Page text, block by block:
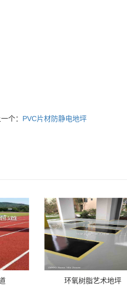
一个： PVC片材防静电地坪
环氧树脂艺术地坪